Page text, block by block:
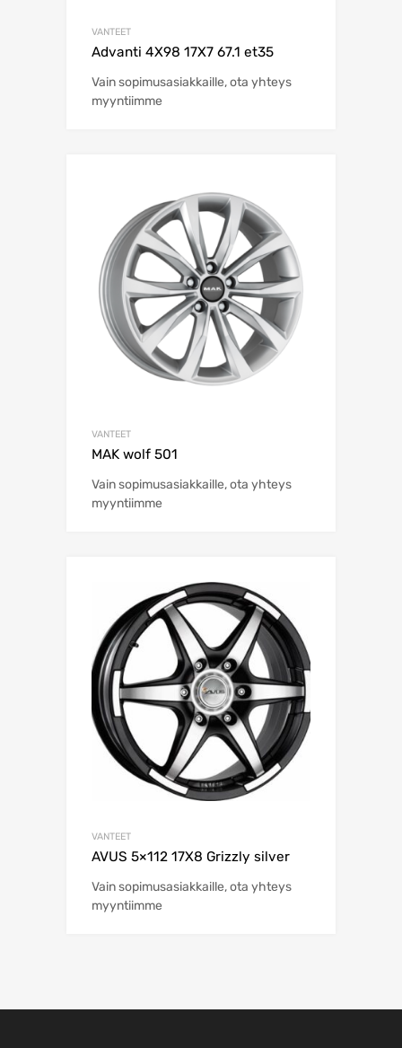
VANTEET
Advanti 4X98 17X7 67.1 et35
Vain sopimusasiakkaille, ota yhteys
myyntiimme
VANTEET
MAK wolf 501
Vain sopimusasiakkaille, ota yhteys
myyntiimme
VANTEET
AVUS 5×112 17X8 Grizzly silver
Vain sopimusasiakkaille, ota yhteys
myyntiimme